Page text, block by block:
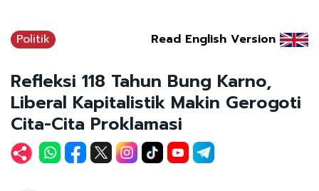
Politik Read English Version
Refleksi 118 Tahun Bung Karno,
Liberal Kapitalistik Makin Gerogoti
Cita-Cita Proklamasi